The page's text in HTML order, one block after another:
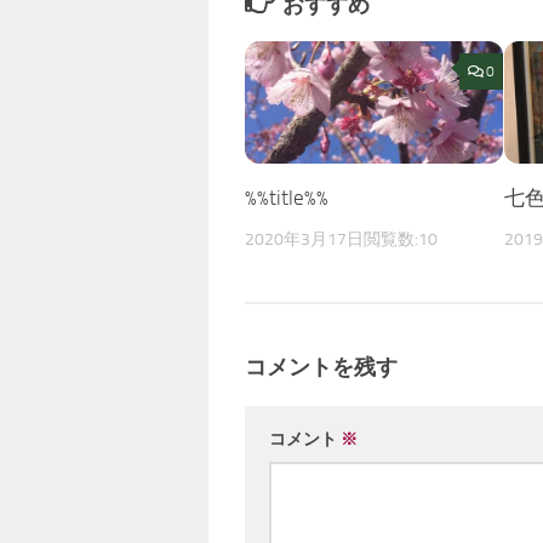
0
%%title%%
2020年3月17日 閲覧数:10
七
コメントを残す
コメント ※